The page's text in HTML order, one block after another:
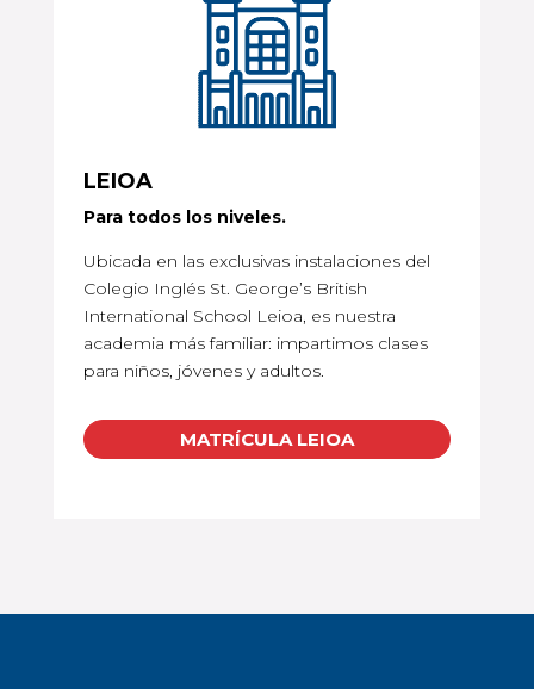
LEIOA
Para todos los niveles.
Ubicada en las exclusivas instalaciones del
Colegio Inglés St. George’s British
International School Leioa, es nuestra
academia más familiar: impartimos clases
para niños, jóvenes y adultos.
MATRÍCULA LEIOA